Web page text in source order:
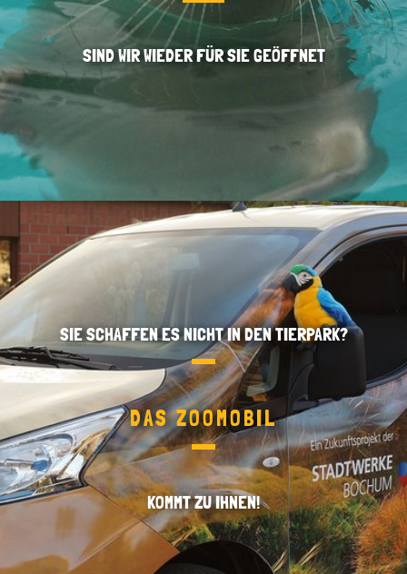
SIND WIR WIEDER FÜR SIE GEÖFFNET
SIE SCHAFFEN ES NICHT IN DEN TIERPARK?
DAS ZOOMOBIL
KOMMT ZU IHNEN!